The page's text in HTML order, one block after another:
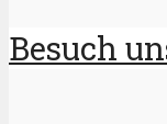
Besuch